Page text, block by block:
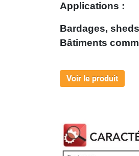
Applications :
Bardages,
Bâtiments
Voir le produit